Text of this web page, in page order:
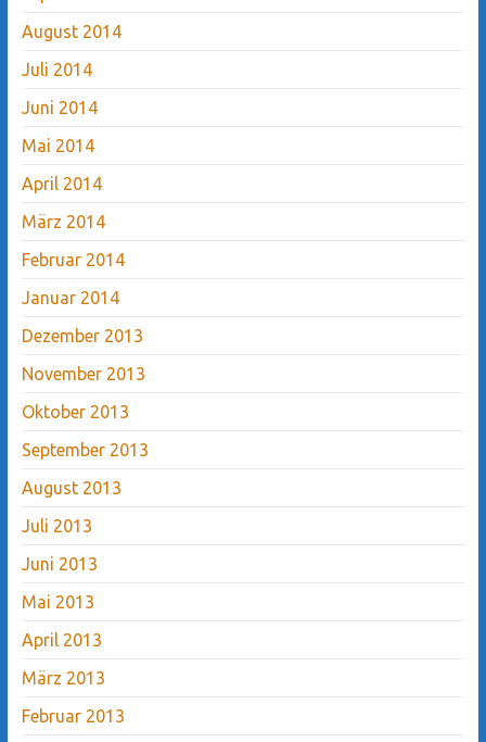
August 2014
Juli 2014
Juni 2014
Mai 2014
April 2014
März 2014
Februar 2014
Januar 2014
Dezember 2013
November 2013
Oktober 2013
September 2013
August 2013
Juli 2013
Juni 2013
Mai 2013
April 2013
März 2013
Februar 2013